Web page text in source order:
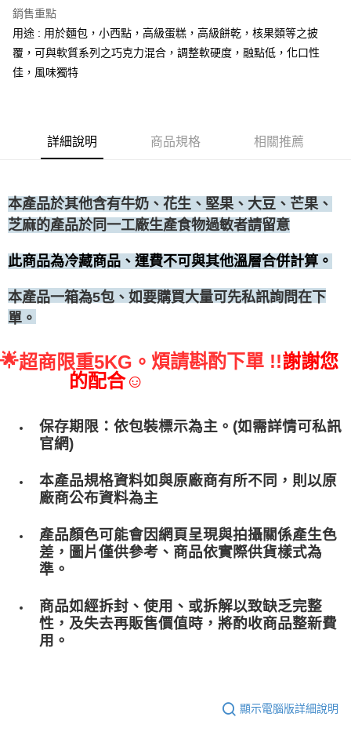
• 付款後7-11取貨
每筆NT$60，滿NT$699(含以上)免運費
銷售重點
用途 : 用於麵包，小西點，高級蛋糕，高級餅乾，核果類等之披
覆，可與軟質系列之巧克力混合，調整軟硬度，融點低，化口性
佳，風味獨特
詳細說明 商品規格 相關推薦
本產品於其他含有牛奶、花生、堅果、大豆、芒果、
芝麻的產品於同一工廠生產食物過敏者請留意
此商品為冷藏商品、運費不可與其他溫層合併計算。
本產品一箱為5包 、如要購買大量可先私訊詢問在下
單。
🌟超商限重5KG。 煩請斟酌下單 !!謝謝您
的配合☺
保存期限：依包裝標示為主。(如需詳情可私訊
官網)
本產品規格資料如與原廠商有所不同，則以原
廠商公布資料為主
產品顏色可能會因網頁呈現與拍攝關係產生色
差，圖片僅供參考、商品依實際供貨樣式為
準。
商品如經拆封、使用、或拆解以致缺乏完整
性，及失去再販售價值時，將酌收商品整﻿新費
用。
顯示電腦版詳細說明